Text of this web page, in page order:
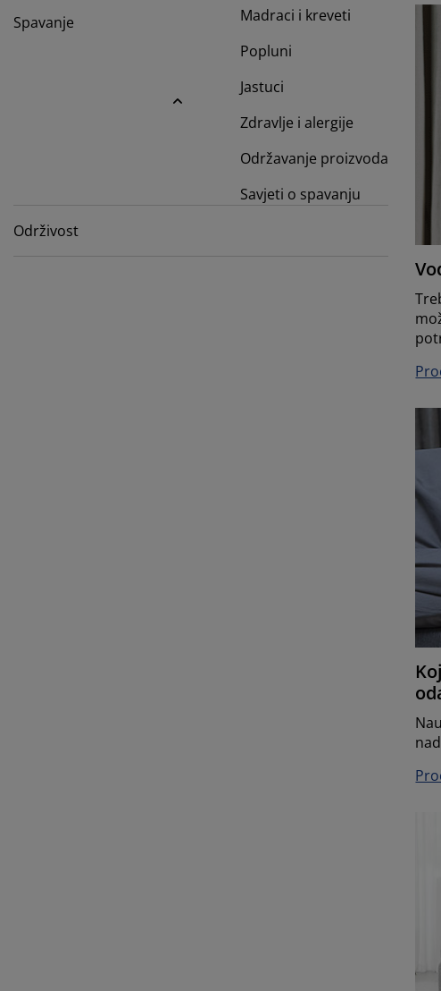
Spavanje
Madraci i kreveti
Popluni
Jastuci
Zdravlje i alergije
Održavanje proizvoda
Savjeti o spavanju
Održivost